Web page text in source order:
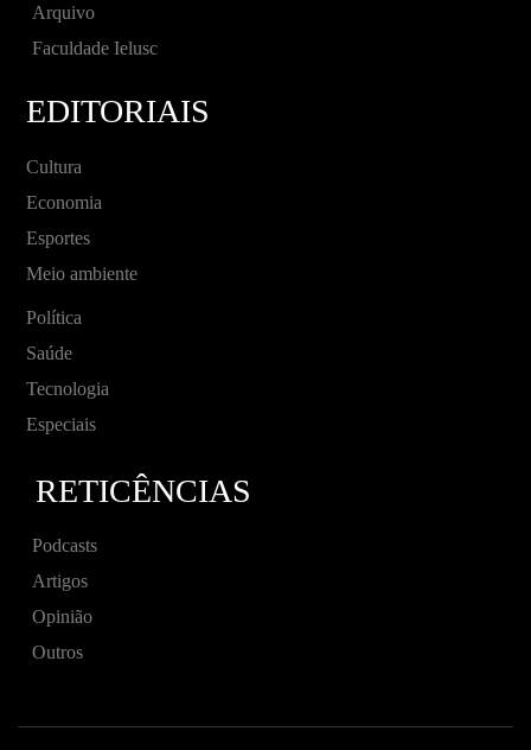
Arquivo
Faculdade Ielusc
EDITORIAIS
Cultura
Economia
Esportes
Meio ambiente
Política
Saúde
Tecnologia
Especiais
RETICÊNCIAS
Podcasts
Artigos
Opinião
Outros